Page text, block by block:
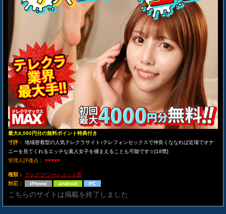
最大4,000円分の無料ポイント特典付き
寸評：
地域密着型の人気テレクラサイト♪テレフォンセックスで仲良くななれば近場でオナ
ニーを見てくれるエッチな素人女子を捕まえることも可能です☆[18禁]
管理人評価点： ♥♥♥♥♥
種類：
テレクラ/ツーショット系
対応：
iPhone android PC
こちらのサイトは掲載を終了しました